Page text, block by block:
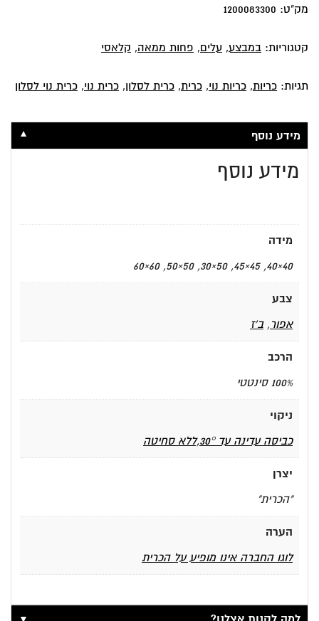
מק"ט: 1200083300
קטגוריות: במבצע, עלים, פחות ממאה, קלאסי
תגיות: כריות, כריות נוי, כרית, כרית לסלון, כרית נוי, כרית נוי לסלון
מידע נוסף ▼
מידע נוסף
מידה
40×40, 45×45, 50×30, 50×50, 60×60
צבע
אפור ,ב'ז
הרכב
100% סינטטי
ניקוי
כביסה עדינה עד 30°,ללא סחיטה
יצרן
"הכרית"
הערה
לוגו החברה אינו מופיע על הכרית